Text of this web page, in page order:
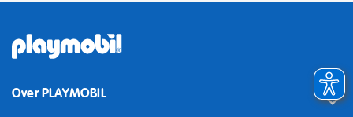
Over PLAYMOBIL